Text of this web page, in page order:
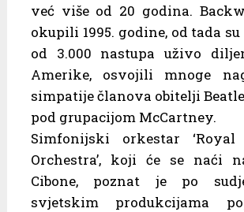
već više od 20 godina.
okupili 1995. godine, od tada
od 3.000 nastupa uživo
Amerike, osvojili mnoge
simpatije članova obitelji
pod grupacijom McCartney.
Simfonijski orkestar ‘Royal
Orchestra’, koji će se naći
Cibone, poznat je po
svjetskim produkcijama